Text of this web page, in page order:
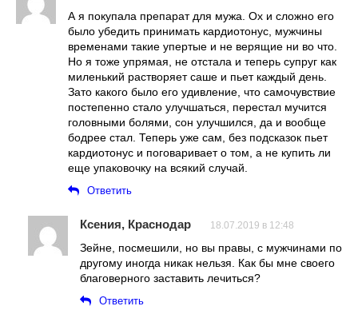
А я покупала препарат для мужа. Ох и сложно его
было убедить принимать кардиотонус, мужчины
временами такие упертые и не верящие ни во что.
Но я тоже упрямая, не отстала и теперь супруг как
миленький растворяет саше и пьет каждый день.
Зато какого было его удивление, что самочувствие
постепенно стало улучшаться, перестал мучится
головными болями, сон улучшился, да и вообще
бодрее стал. Теперь уже сам, без подсказок пьет
кардиотонус и поговаривает о том, а не купить ли
еще упаковочку на всякий случай.
Ответить
Ксения, Краснодар 18.07.2019 в 12:48
Зейне, посмешили, но вы правы, с мужчинами по
другому иногда никак нельзя. Как бы мне своего
благоверного заставить лечиться?
Ответить